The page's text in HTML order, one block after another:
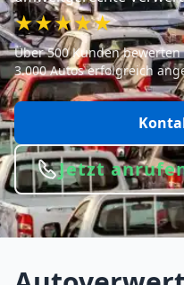
★★★★★
Über 500 Kunden
3.000 Autos erfolgreich
Jetzt